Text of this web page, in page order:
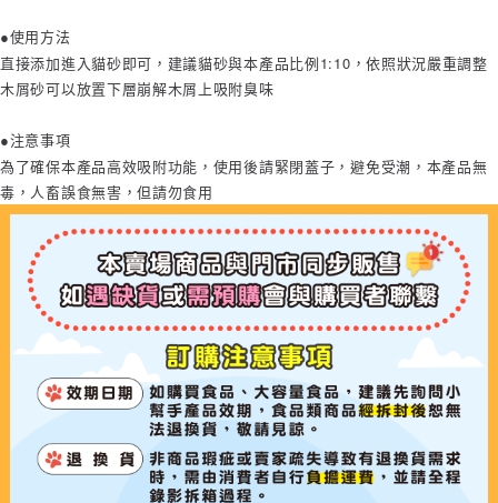
●使用方法
直接添加進入貓砂即可，建議貓砂與本產品比例1:10，依照狀況嚴重調整
木屑砂可以放置下層崩解木屑上吸附臭味
●注意事項
為了確保本產品高效吸附功能，使用後請緊閉蓋子，避免受潮，本產品無
毒，人畜誤食無害，但請勿食用